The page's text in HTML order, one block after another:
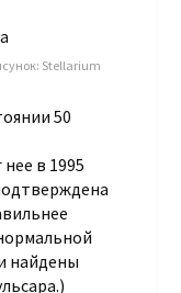
Stellarium
50
в 1995
найдены